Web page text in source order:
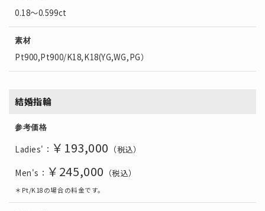
0.18～0.599ct
素材
Pt900,Pt900/K18,K18(YG,WG,PG）
結婚指輪
参考価格
Ladies'： ￥193,000 （税込）
Men's： ￥245,000 （税込）
＊Pt/K18の場合の料金です。